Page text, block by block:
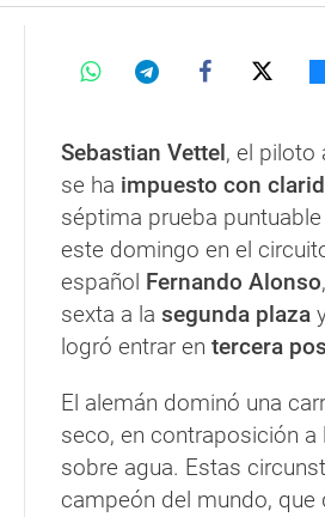
Sebastian Vettel, el piloto
se ha impuesto con
séptima prueba
este domingo en el
español Fernando Alonso
sexta a la segunda plaza
logró entrar en tercera
El alemán dominó una
seco, en contraposición
sobre agua. Estas
campeón del mundo,